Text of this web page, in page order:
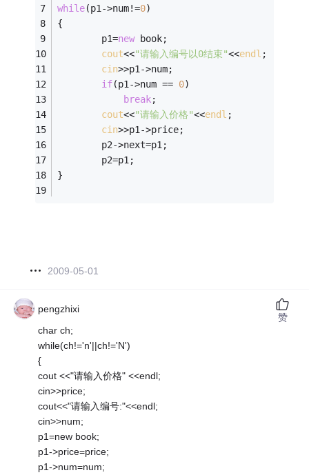
while(p1->num!=0)
{
        p1=
new book;
cout<<"请输入编号以0结束"<<endl ;
cin>>p1->num;
if(p1->num == 0)
break;
cout<<"请输入价格"<<endl ;
cin>>p1->price;
        p2->next=p1;
        p2=p1;
}
2009-05-01
pengzhixi
char ch;
while(ch!='n'||ch!='N')
{
cout <<"请输入价格" <<endl;
cin>>price;
cout<<"请输入编号:"<<endl;
cin>>num;
p1=new book;
p1->price=price;
p1->num=num;
赞